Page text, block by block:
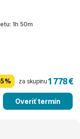
1h 50m
za skupinu1 778 €
Overiť termín